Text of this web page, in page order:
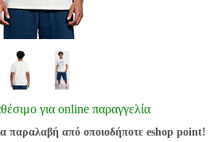
για online παραγγελία
παραλαβή από οποιοδήποτε eshop point!